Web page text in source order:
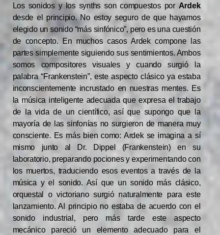
Los sonidos y los synths son compuestos por Ardek
desde el principio. No estoy seguro de que hayamos
elegido un sonido “más sinfónico”, pero es una cuestión
de concepto. En muchos casos Ardek compone las
partes simplemente siguiendo sus sentimientos. Ambos
somos compositores visuales y cuando surgió la
palabra “Frankenstein”, este aspecto clásico ya estaba
inconscientemente incrustado en nuestras mentes. Es
la música inteligente adecuada que expresa el trabajo
de la vida de un científico, así que supongo que la
mayoría de las sinfonías no surgieron de manera muy
consciente. Es más bien como: Ardek se imagina a sí
mismo junto al Dr. Dippel (Frankenstein) en su
laboratorio, preparando pociones y experimentando con
los muertos, traduciendo esos eventos a través de la
música y el sonido. Así que un sonido más clásico,
orquestal o victoriano surgió naturalmente para este
lanzamiento. Al principio no estaba de acuerdo con el
sonido industrial, pero más tarde este aspecto
mecánico pareció un elemento adecuado para el